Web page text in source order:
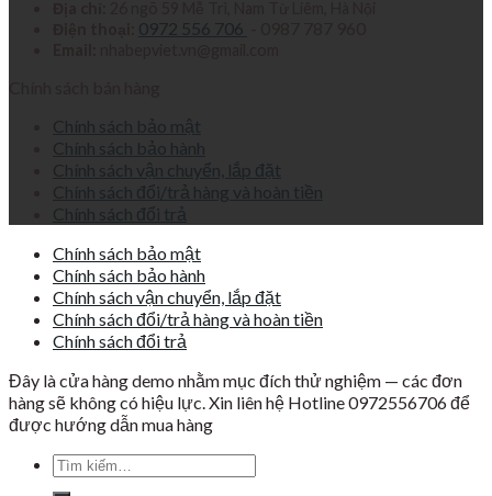
0972 556 706
Chính sách bảo mật
Chính sách bảo hành
Chính sách vận chuyển, lắp đặt
Chính sách đổi/trả hàng và hoàn tiền
Chính sách đổi trả
Chính sách bảo mật
Chính sách bảo hành
Chính sách vận chuyển, lắp đặt
Chính sách đổi/trả hàng và hoàn tiền
Chính sách đổi trả
Đây là cửa hàng demo nhằm mục đích thử nghiệm — các đơn
hàng sẽ không có hiệu lực. Xin liên hệ Hotline 0972556706 để
được hướng dẫn mua hàng
Tìm
kiếm: